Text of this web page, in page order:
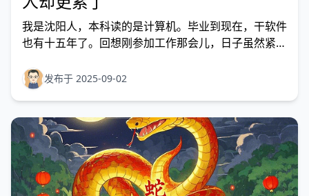
我是沈阳人，本科读的是计算机。毕业到现在，干软件
也有十五年了。回想刚参加工作那会儿，日子虽然紧巴
2000 到手只有 1600，住在父母家的老楼里，吃饭基本
靠父母投喂或者公司的食堂，衣服都是打折时随便买
发布于 2025-09-02